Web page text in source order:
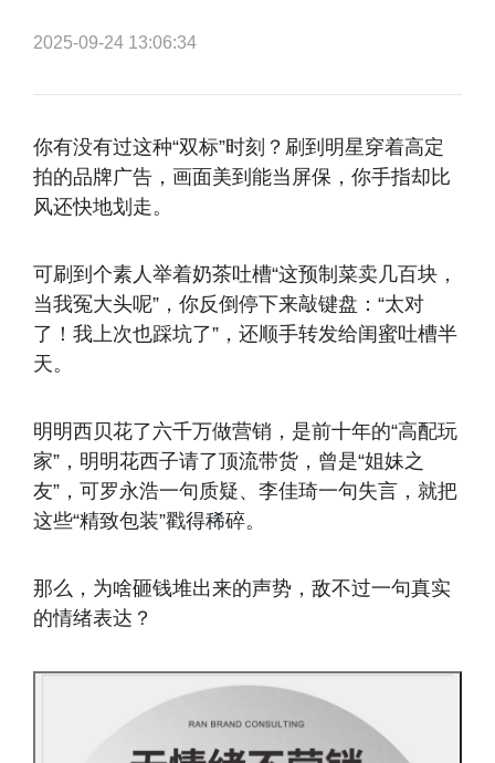
2025-09-24 13:06:34
你有没有过这种“双标”时刻？刷到明星穿着高定
拍的品牌广告，画面美到能当屏保，你手指却比
风还快地划走。
可刷到个素人举着奶茶吐槽“这预制菜卖几百块，
当我冤大头呢”，你反倒停下来敲键盘：“太对
了！我上次也踩坑了”，还顺手转发给闺蜜吐槽半
天。
明明西贝花了六千万做营销，是前十年的“高配玩
家”，明明花西子请了顶流带货，曾是“姐妹之
友”，可罗永浩一句质疑、李佳琦一句失言，就把
这些“精致包装”戳得稀碎。
那么，为啥砸钱堆出来的声势，敌不过一句真实
的情绪表达？